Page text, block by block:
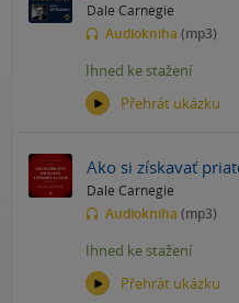
Dale Carnegie
Audiokniha (mp3)
Přehrát ukázku
Ihned ke stažení
Ako si získavať
Dale Carnegie
Audiokniha (mp3)
Přehrát ukázku
Ihned ke stažení